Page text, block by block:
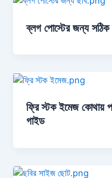
ব্লগ পোস্টের জন্য সঠিক
ফ্রি স্টক ইমেজ কোথায়
গাইড